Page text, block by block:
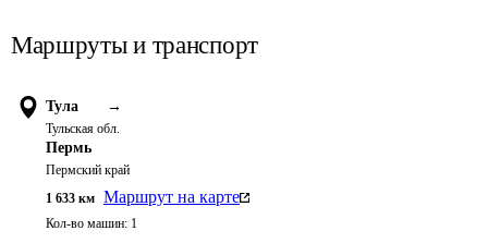
Маршруты и транспорт
Тула →
Тульская обл.
Пермь
Пермский край
1 633 км Маршрут на карте
Кол-во машин: 1